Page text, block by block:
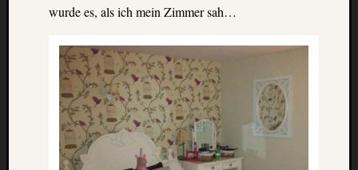
wurde es, als ich mein Zimmer sah…